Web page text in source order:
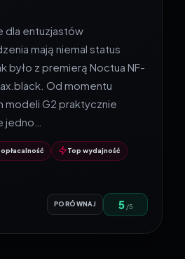
dla entuzjastów
mają niemal status
było z premierą Noctua NF-
Od momentu
modeli G2 praktycznie
jedno…
Top wydajność
PORÓWNAJ 5 /5